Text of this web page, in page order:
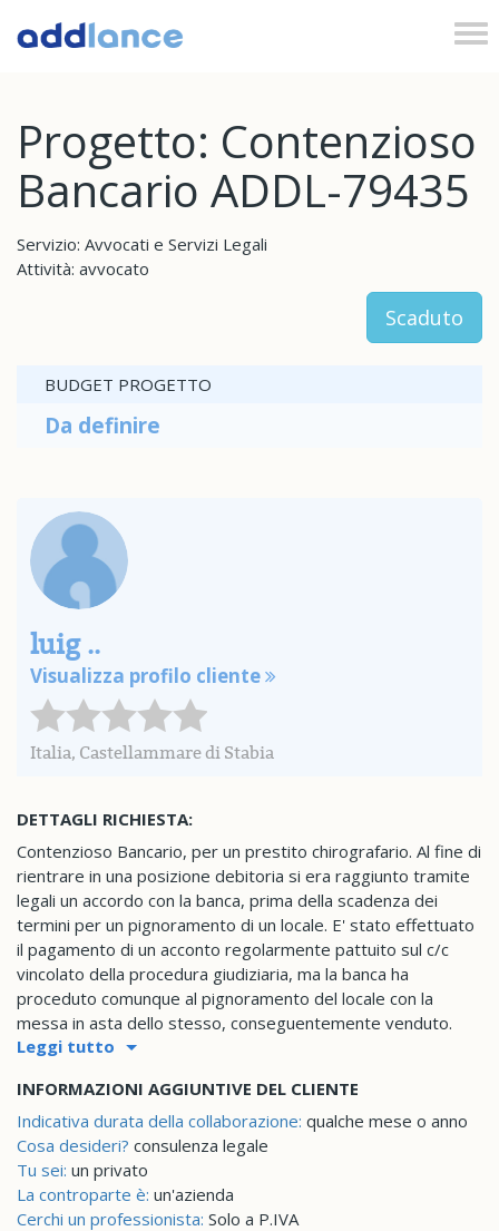
Progetto: Contenzioso
Bancario ADDL-79435
Servizio: Avvocati e Servizi Legali
Attività: avvocato
Scaduto
BUDGET PROGETTO
Da definire
luig ..
Visualizza profilo cliente
Italia, Castellammare di Stabia
DETTAGLI RICHIESTA:
Contenzioso Bancario, per un prestito chirografario. Al fine di
rientrare in una posizione debitoria si era raggiunto tramite
legali un accordo con la banca, prima della scadenza dei
termini per un pignoramento di un locale. E' stato effettuato
il pagamento di un acconto regolarmente pattuito sul c/c
vincolato della procedura giudiziaria, ma la banca ha
proceduto comunque al pignoramento del locale con la
messa in asta dello stesso, conseguentemente venduto.
Leggi tutto
INFORMAZIONI AGGIUNTIVE DEL CLIENTE
Indicativa durata della collaborazione: qualche mese o anno
Cosa desideri? consulenza legale
Tu sei: un privato
La controparte è: un'azienda
Cerchi un professionista: Solo a P.IVA